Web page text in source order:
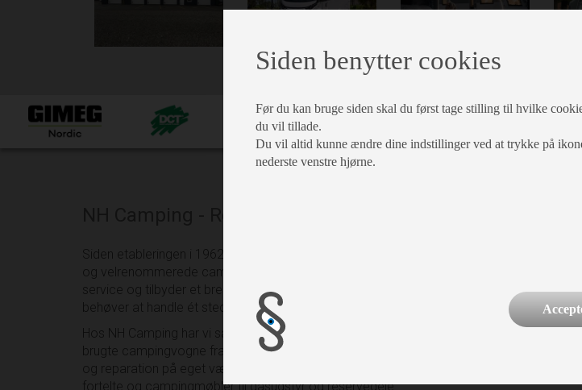
Siden etableringen i 1962 har NH Camping været en af Danmarks mest erfarne
og velrenommerede campingforretninger. Vi sætter en ære i at yde den bedste
service og tilbyder et bredt, kvalitetssikret sortiment – så du som kunde kun
behøver at handle ét sted.
Hos NH Camping har vi samlet alt under ét tag. Vi forhandler både nye og
brugte campingvogne fra anerkendte mærker, vi tilbyder professionel service
og reparation på eget værksted, og har en stor tilbehørsbutik med alt fra
fortelte og campingmøbler til gasudstyr og reservedele.
Siden benytter cookies
Før du kan bruge siden skal du først tage stilling til hvilke
du vil tillade.
Du vil altid kunne ændre dine indstillinger ved at trykke på
nederste venstre hjørne.